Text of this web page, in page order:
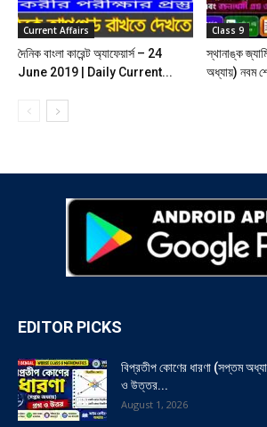
Current Affairs
দৈনিক বাংলা কারেন্ট অ্যাফেয়ার্স – 24
June 2019 | Daily Current...
Class 9
স্থানাঙ্ক
অধ্যায়) নবম
EDITOR PICKS
বিপ্রতীপ কোণের ধারণা (সপ্তম
ও উত্তর...
August 1, 2026